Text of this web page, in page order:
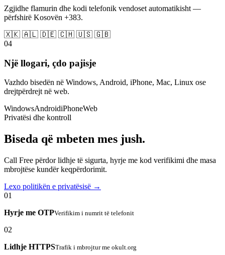
Zgjidhe flamurin dhe kodi telefonik vendoset automatikisht —
përfshirë Kosovën +383.
🇽🇰 🇦🇱 🇩🇪 🇨🇭 🇺🇸 🇬🇧
04
Një llogari, çdo pajisje
Vazhdo bisedën në Windows, Android, iPhone, Mac, Linux ose
drejtpërdrejt në web.
WindowsAndroidiPhoneWeb
Privatësi dhe kontroll
Biseda që mbeten mes jush.
Call Free përdor lidhje të sigurta, hyrje me kod verifikimi dhe masa
mbrojtëse kundër keqpërdorimit.
Lexo politikën e privatësisë →
01
Hyrje me OTPVerifikim i numrit të telefonit
02
Lidhje HTTPSTrafik i mbrojtur me okult.org